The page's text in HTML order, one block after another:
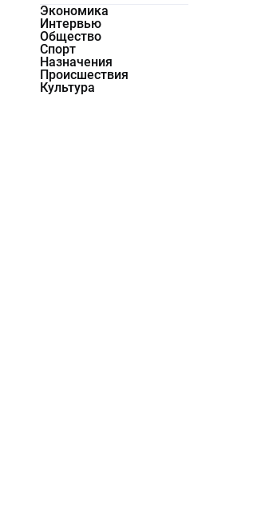
Экономика
Интервью
Общество
Спорт
Назначения
Происшествия
Культура